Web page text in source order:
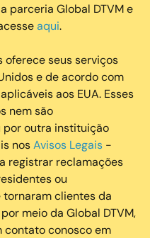
parceria Global DTVM e
aqui.
oferece seus serviços
e de acordo com
aos EUA. Esses
nem são
por outra instituição
nosAvisos Legais -
registrar reclamações
ou
tornaram clientes da
meio da Global DTVM,
contato conosco em